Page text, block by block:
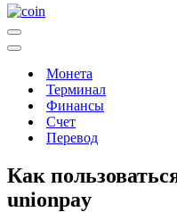
Меню
навигации
Меню
навигацииМонета
Терминал
Финансы
Счет
Перевод
Как
unionpay